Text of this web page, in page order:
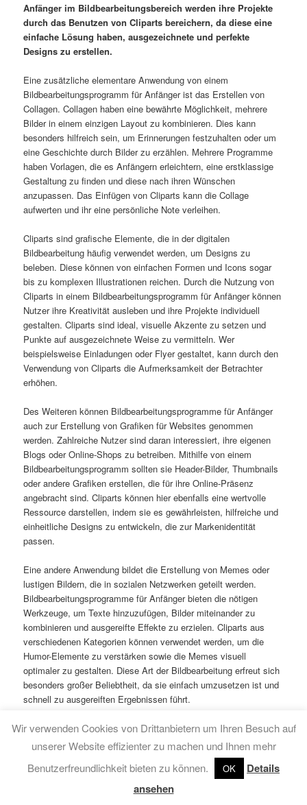
Anfänger im Bildbearbeitungsbereich werden ihre Projekte
durch das Benutzen von Cliparts bereichern, da diese eine
einfache Lösung haben, ausgezeichnete und perfekte
Designs zu erstellen.
Eine zusätzliche elementare Anwendung von einem
Bildbearbeitungsprogramm für Anfänger ist das Erstellen von
Collagen. Collagen haben eine bewährte Möglichkeit, mehrere
Bilder in einem einzigen Layout zu kombinieren. Dies kann
besonders hilfreich sein, um Erinnerungen festzuhalten oder um
eine Geschichte durch Bilder zu erzählen. Mehrere Programme
haben Vorlagen, die es Anfängern erleichtern, eine erstklassige
Gestaltung zu finden und diese nach ihren Wünschen
anzupassen. Das Einfügen von Cliparts kann die Collage
aufwerten und ihr eine persönliche Note verleihen.
Cliparts sind grafische Elemente, die in der digitalen
Bildbearbeitung häufig verwendet werden, um Designs zu
beleben. Diese können von einfachen Formen und Icons sogar
bis zu komplexen Illustrationen reichen. Durch die Nutzung von
Cliparts in einem Bildbearbeitungsprogramm für Anfänger können
Nutzer ihre Kreativität ausleben und ihre Projekte individuell
gestalten. Cliparts sind ideal, visuelle Akzente zu setzen und
Punkte auf ausgezeichnete Weise zu vermitteln. Wer
beispielsweise Einladungen oder Flyer gestaltet, kann durch den
Verwendung von Cliparts die Aufmerksamkeit der Betrachter
erhöhen.
Des Weiteren können Bildbearbeitungsprogramme für Anfänger
auch zur Erstellung von Grafiken für Websites genommen
werden. Zahlreiche Nutzer sind daran interessiert, ihre eigenen
Blogs oder Online-Shops zu betreiben. Mithilfe von einem
Bildbearbeitungsprogramm sollten sie Header-Bilder, Thumbnails
oder andere Grafiken erstellen, die für ihre Online-Präsenz
angebracht sind. Cliparts können hier ebenfalls eine wertvolle
Ressource darstellen, indem sie es gewährleisten, hilfreiche und
einheitliche Designs zu entwickeln, die zur Markenidentität
passen.
Eine andere Anwendung bildet die Erstellung von Memes oder
lustigen Bildern, die in sozialen Netzwerken geteilt werden.
Bildbearbeitungsprogramme für Anfänger bieten die nötigen
Werkzeuge, um Texte hinzuzufügen, Bilder miteinander zu
kombinieren und ausgereifte Effekte zu erzielen. Cliparts aus
verschiedenen Kategorien können verwendet werden, um die
Humor-Elemente zu verstärken sowie die Memes visuell
optimaler zu gestalten. Diese Art der Bildbearbeitung erfreut sich
besonders großer Beliebtheit, da sie einfach umzusetzen ist und
schnell zu ausgereiften Ergebnissen führt.
Zusätzlich genehmigen Bildbearbeitungsprogramme für Anfänger
das Retuschieren von Bildern. Diese Funktion wird häufig
genutzt, um unerwünschte Objekte zu entfernen,
Hautunreinheiten zu glätten oder aber das Bild insgesamt zu
optimieren. Anfängliche Herausforderungen innerhalb der
Wir verwenden Cookies von Drittanbietern um Ihren Besuch auf
unserer Website effizienter zu machen und Ihnen mehr
Benutzerfreundlichkeit bieten zu können.
OK
Details
ansehen